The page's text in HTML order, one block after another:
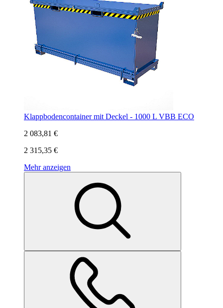
Klappbodencontainer mit Deckel - 1000 L VBB ECO
2 083,81 €
2 315,35 €
Mehr anzeigen